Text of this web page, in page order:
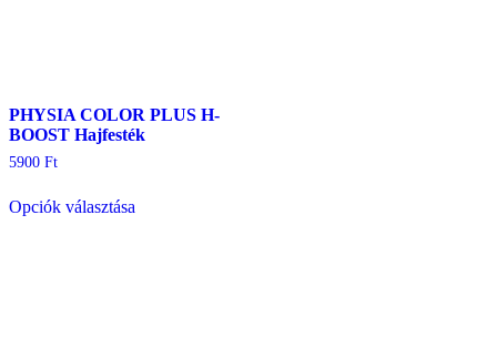
PHYSIA COLOR PLUS H-
BOOST Hajfesték
5900 Ft
Opciók választása